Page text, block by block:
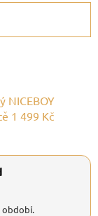
NICEBOY
1 499 Kč
období.